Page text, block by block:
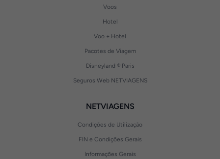
Voos
Hotel
Voo + Hotel
Pacotes de Viagem
Disneyland ® Paris
Seguros Web NETVIAGENS
NETVIAGENS
Condições de Utilização
FIN e Condições Gerais
Informações Gerais